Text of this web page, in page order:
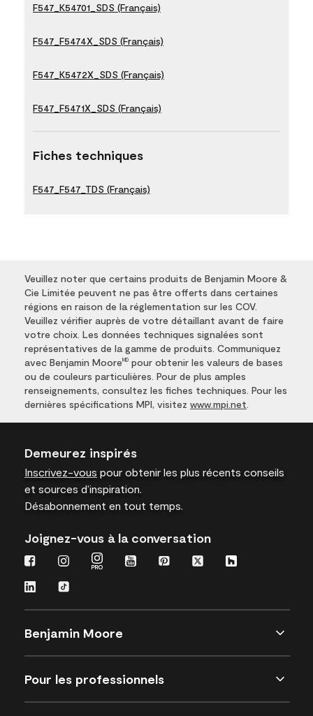
F547_K54701_SDS (Français)
F547_F5474X_SDS (Français)
F547_K5472X_SDS (Français)
F547_F5471X_SDS (Français)
Fiches techniques
F547_F547_TDS (Français)
Veuillez noter que certains produits de Benjamin Moore &
Cie Limitée peuvent ne pas être offerts dans certaines
régions en raison de la réglementation sur les COV.
Veuillez vérifier auprès de votre détaillant avant de faire
votre choix. Les données techniques signalées sont
représentatives de la gamme de produits. Communiquez
avec Benjamin Moore MD pour obtenir les valeurs de bases
ou de couleurs particulières. Pour de plus amples
renseignements, consultez les fiches techniques. Pour les
dernières spécifications MPI, visitez www.mpi.net
Demeurez inspirés
Inscrivez-vous pour obtenir les plus récents conseils
et sources d’inspiration.
Désabonnement en tout temps.
Joignez-vous à la conversation
Benjamin Moore
Pour les professionnels